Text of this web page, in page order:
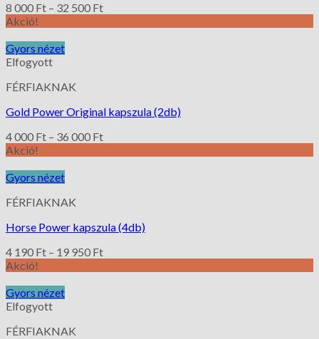
8 000 Ft – 32 500 Ft
Akció!
Gyors nézet
Elfogyott
FÉRFIAKNAK
Gold Power Original kapszula (2db)
4 000 Ft – 36 000 Ft
Akció!
Gyors nézet
FÉRFIAKNAK
Horse Power kapszula (4db)
4 190 Ft – 19 950 Ft
Akció!
Gyors nézet
Elfogyott
FÉRFIAKNAK